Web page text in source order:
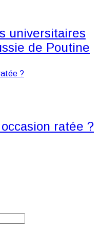
universitaires
de Poutine
ratée ?